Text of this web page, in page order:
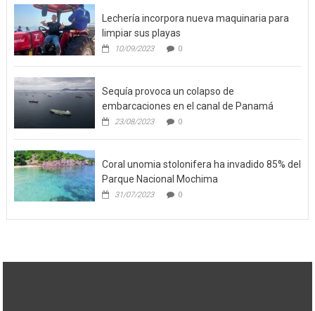
Lechería incorpora nueva maquinaria para
limpiar sus playas
10/09/2023 0
Sequía provoca un colapso de
embarcaciones en el canal de Panamá
23/08/2023 0
Coral unomia stolonifera ha invadido 85% del
Parque Nacional Mochima
31/07/2023 0